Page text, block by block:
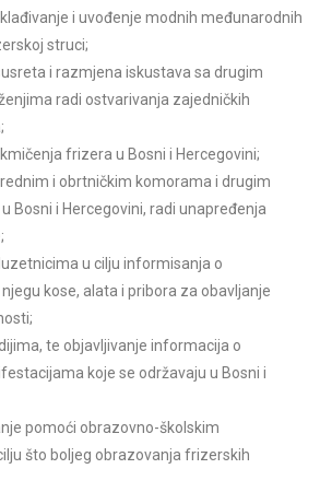
i uvođenje modnih međunarodnih
struci;
i razmjena iskustava sa drugim
radi ostvarivanja zajedničkih
frizera u Bosni i Hercegovini;
i obrtničkim komorama i drugim
Bosni i Hercegovini, radi unapređenja
u cilju informisanja o
kose, alata i pribora za obavljanje
te objavljivanje informacija o
koje se održavaju u Bosni i
pomoći obrazovno-školskim
što boljeg obrazovanja frizerskih